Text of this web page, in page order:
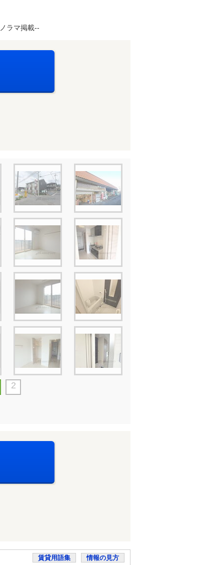
ラマ掲載--
2
賃貸用語集 情報の見方